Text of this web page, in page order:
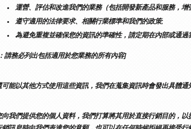
運營、評估和改進我們的業務（包括開發新產品和服務，
遵守適用的法律要求、相關行業標準和我們的政策;
為避免重複並確保您的資訊的準確性，請定期在內部或通
請務必列出包括適用於您業務的所有內容]
可能以其他方式使用這些資訊，我們在蒐集資訊時會發出具體通
向我們提供您的個人資料，我們打算將其用於直接行銷目的，